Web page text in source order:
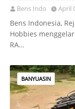
Bens Indo April
Bens Indonesia,
Hobbies
RA…
BANYUASIN